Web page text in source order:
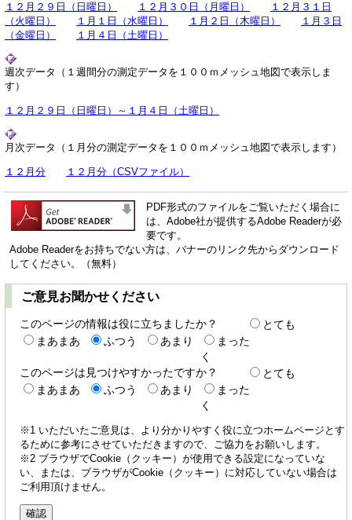
１２月２９日（日曜日） １２月３０日（月曜日）
１２月３１日
（火曜日）
１月１日（水曜日） １月２日（木曜日）
１月３日
（金曜日）
１月４日（土曜日）
週次データ（１週間分の測定データを１００ｍメッシュ地図で表示しま
す）
１２月２９日（日曜日）～１月４日（土曜日）
月次データ（１月分の測定データを１００ｍメッシュ地図で表示します）
１２月分 １２月分（CSVファイル）
PDF形式のファイルをご覧いただく場合に
は、Adobe社が提供するAdobe Readerが必
要です。
Adobe Readerをお持ちでない方は、バナーのリンク先からダウンロード
してください。（無料）
ご意見お聞かせください
このページの情報は役に立ちましたか？
とても
まあまあ
ふつう あまり
まった
く
このページは見つけやすかったですか？
とても
まあまあ
ふつう あまり
まった
く
※1 いただいたご意見は、より分かりやすく役に立つホームページとす
るために参考にさせていただきますので、ご協力をお願いします。
※2 ブラウザでCookie（クッキー）が使用できる設定になっていな
い、または、ブラウザがCookie（クッキー）に対応していない場合は
ご利用頂けません。